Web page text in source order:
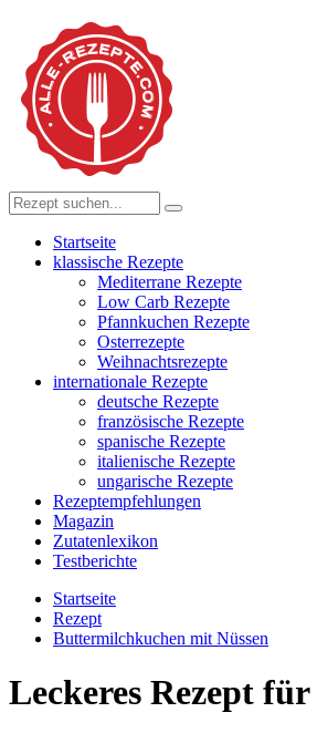
Startseite
klassische Rezepte
Mediterrane Rezepte
Low Carb Rezepte
Pfannkuchen Rezepte
Osterrezepte
Weihnachtsrezepte
internationale Rezepte
deutsche Rezepte
französische Rezepte
spanische Rezepte
italienische Rezepte
ungarische Rezepte
Rezeptempfehlungen
Magazin
Zutatenlexikon
Testberichte
Startseite
Rezept
Buttermilchkuchen mit Nüssen
Leckeres Rezept für